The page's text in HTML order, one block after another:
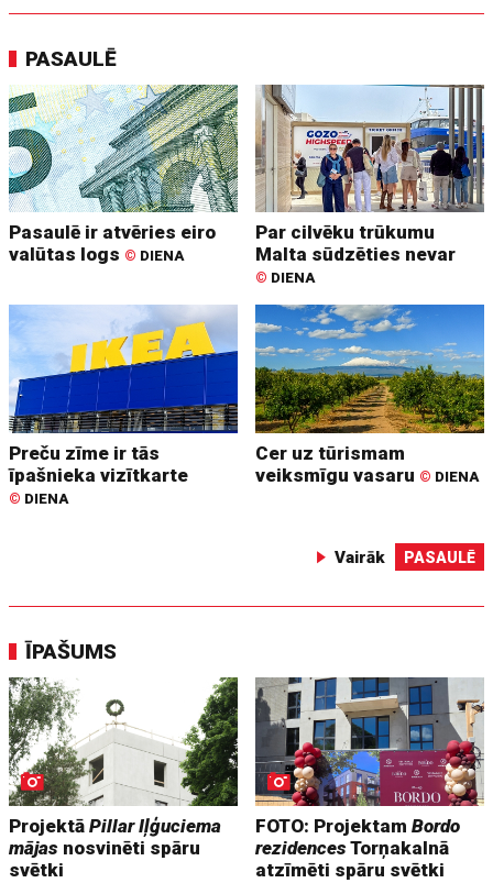
PASAULĒ
Pasaulē ir atvēries eiro
valūtas logs © DIENA
Par cilvēku trūkumu
Malta sūdzēties nevar
© DIENA
Preču zīme ir tās
īpašnieka vizītkarte
© DIENA
Cer uz tūrismam
veiksmīgu vasaru © DIENA
Vairāk PASAULĒ
ĪPAŠUMS
ProjektāPillar Iļģuciema
mājas nosvinēti spāru
svētki
FOTO: ProjektamBordo
rezidencesTorņakalnā
atzīmēti spāru svētki